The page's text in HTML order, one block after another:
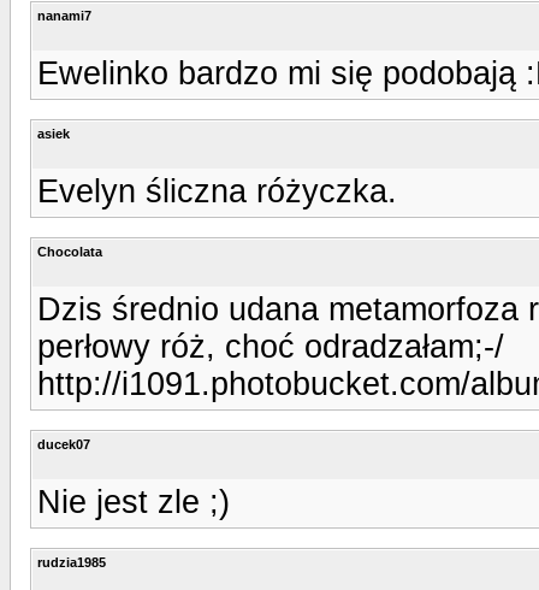
nanami7
Ewelinko bardzo mi się podobają
asiek
Evelyn śliczna różyczka.
Chocolata
Dzis średnio udana metamorfoza
perłowy róż, choć odradzałam;-/
http://i1091.photobucket.com/
ducek07
Nie jest zle ;)
rudzia1985